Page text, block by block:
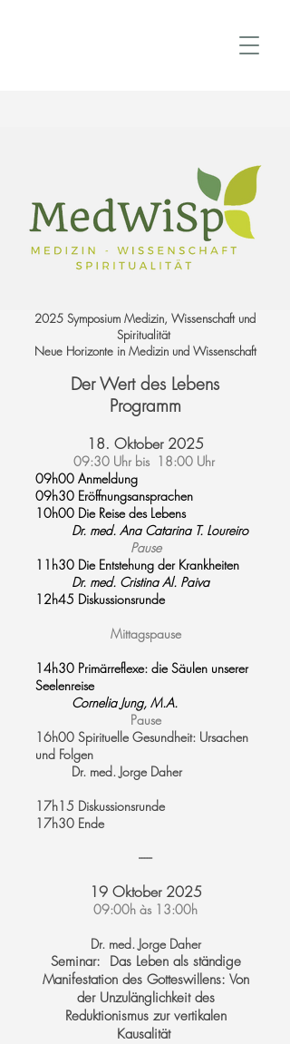
2025 Symposium Medizin, Wissenschaft und
Spiritualität
Neue Horizonte in Medizin und Wissenschaft
Der Wert des Lebens
Programm
18. Oktober 2025
09:30 Uhr bis 18:00 Uhr​
09h00 Anmeldung
09h30 Eröffnungsansprachen
10h00 Die Reise des Lebens
Dr. med. Ana Catarina T. Loureiro
Pause
11h30 Die Entstehung der Krankheiten
Dr. med. Cristina Al. Paiva
12h45 Diskussionsrunde
Mittagspause
14h30 Primärreflexe: die Säulen unserer
Seelenreise
Cornelia Jung, M.A.
Pause
16h00 Spirituelle Gesundheit: Ursachen
und Folgen
Dr. med. Jorge Daher
17h15 Diskussionsrunde
17h30 Ende
-----
19 Oktober2025
09:00h às 13:00h
Dr. med. Jorge Daher
Seminar: Das Leben als ständige
Manifestation des Gotteswillens: Von
der Unzulänglichkeit des
Reduktionismus zur vertikalen
Kausalität